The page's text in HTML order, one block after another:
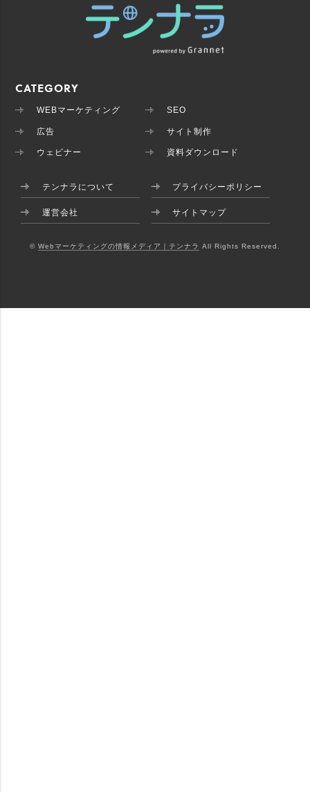
CATEGORY
WEBマーケティング SEO
広告 サイト制作
ウェビナー 資料ダウンロード
テンナラについて プライバシーポリシー
運営会社 サイトマップ
© Webマーケティングの情報メディア｜テンナラ All Rights Reserved.